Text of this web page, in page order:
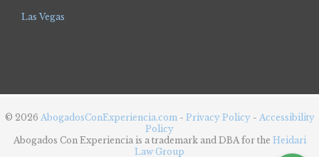
Las Vegas
© 2026 AbogadosConExperiencia.com - Privacy Policy - Accessibility
Policy
Abogados Con Experiencia is a trademark and DBA for the Heidari
Law Group